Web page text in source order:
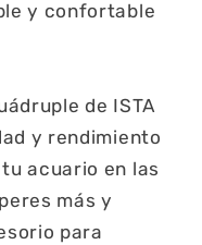
y confortable
de ISTA
y rendimiento
acuario en las
más y
para